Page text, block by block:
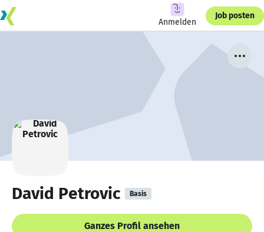
Anmelden
Job posten
David Petrovic Basis
Ganzes Profil ansehen